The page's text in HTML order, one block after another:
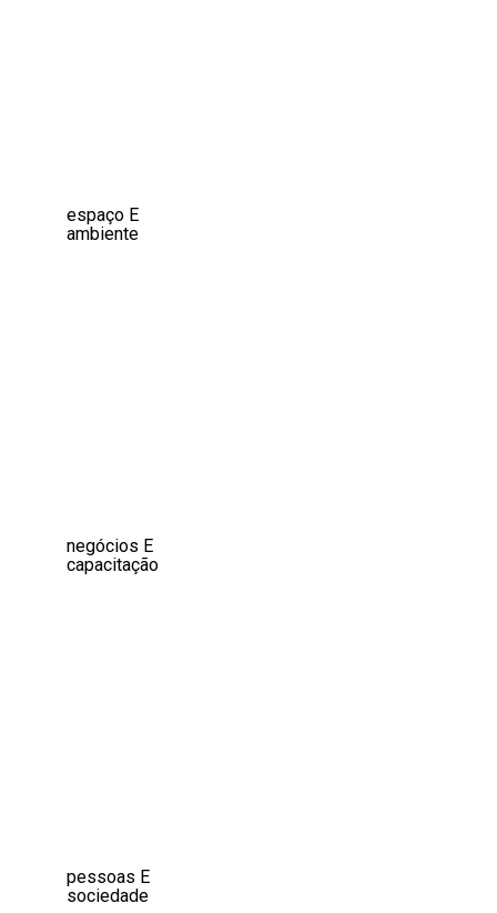
espaço E
ambiente
negócios E
capacitação
pessoas E
sociedade